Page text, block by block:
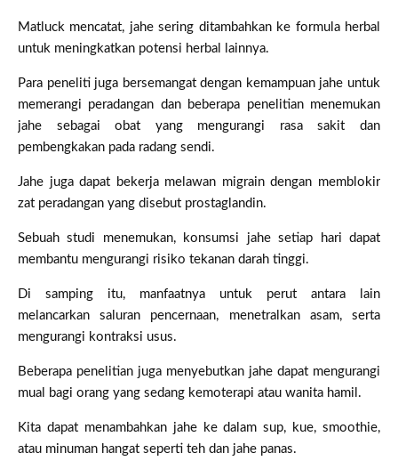
Matluck mencatat, jahe sering ditambahkan ke formula herbal
untuk meningkatkan potensi herbal lainnya.
Para peneliti juga bersemangat dengan kemampuan jahe untuk
memerangi peradangan dan beberapa penelitian menemukan
jahe sebagai obat yang mengurangi rasa sakit dan
pembengkakan pada radang sendi.
Jahe juga dapat bekerja melawan migrain dengan memblokir
zat peradangan yang disebut prostaglandin.
Sebuah studi menemukan, konsumsi jahe setiap hari dapat
membantu mengurangi risiko tekanan darah tinggi.
Di samping itu, manfaatnya untuk perut antara lain
melancarkan saluran pencernaan, menetralkan asam, serta
mengurangi kontraksi usus.
Beberapa penelitian juga menyebutkan jahe dapat mengurangi
mual bagi orang yang sedang kemoterapi atau wanita hamil.
Kita dapat menambahkan jahe ke dalam sup, kue, smoothie,
atau minuman hangat seperti teh dan jahe panas.